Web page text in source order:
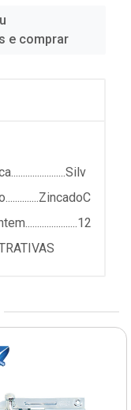
e comprar